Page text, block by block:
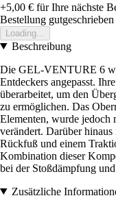
+5,00 € für Ihre nächste
Bestellung gutgeschrieben
Loading...
Beschreibung
Die GEL-VENTURE 6
Entdeckers angepasst.
überarbeitet, um den
zu ermöglichen. Das
Elementen, wurde
verändert. Darüber
Rückfuß und einem
Kombination dieser
bei der Stoßdämpfung
Zusätzliche